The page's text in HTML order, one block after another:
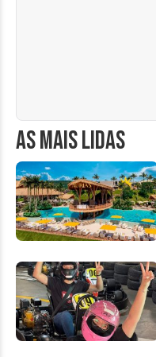
AS MAIS LIDAS